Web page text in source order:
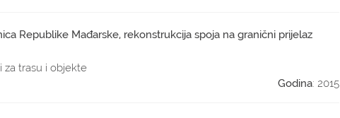
Republike Mađarske, rekonstrukcija spoja na granični prijelaz
za trasu i objekte
Godina: 2015